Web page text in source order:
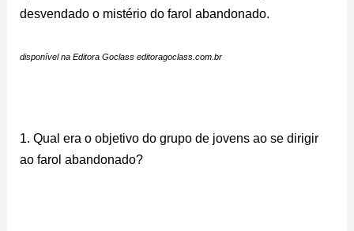
desvendado o mistério do farol abandonado.
disponível na Editora Goclasseditoragoclass.com.br
1. Qual era o objetivo do grupo de jovens ao se dirigir
ao farol abandonado?